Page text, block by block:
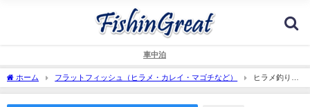
車中泊
ホーム フラットフィッシュ（ヒラメ・カレイ・マゴチなど）
ヒラメ釣りの
ルアータックルと釣り方・アクション【船】